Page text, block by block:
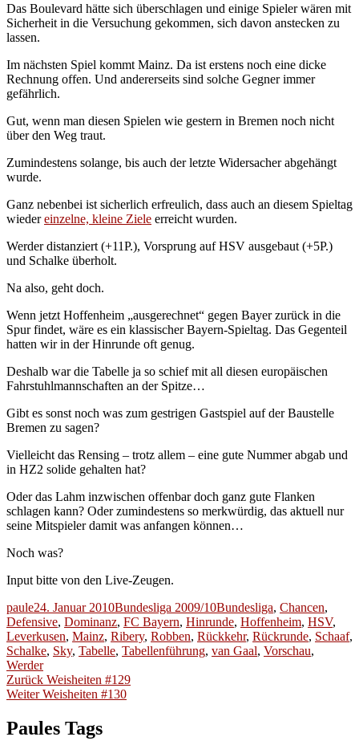
Das Boulevard hätte sich überschlagen und einige Spieler wären mit
Sicherheit in die Versuchung gekommen, sich davon anstecken zu
lassen.
Im nächsten Spiel kommt Mainz. Da ist erstens noch eine dicke
Rechnung offen. Und andererseits sind solche Gegner immer
gefährlich.
Gut, wenn man diesen Spielen wie gestern in Bremen noch nicht
über den Weg traut.
Zumindestens solange, bis auch der letzte Widersacher abgehängt
wurde.
Ganz nebenbei ist sicherlich erfreulich, dass auch an diesem Spieltag
wiedereinzelne, kleine Ziele erreicht wurden.
Werder distanziert (+11P.), Vorsprung auf HSV ausgebaut (+5P.)
und Schalke überholt.
Na also, geht doch.
Wenn jetzt Hoffenheim „ausgerechnet“ gegen Bayer zurück in die
Spur findet, wäre es ein klassischer Bayern-Spieltag. Das Gegenteil
hatten wir in der Hinrunde oft genug.
Deshalb war die Tabelle ja so schief mit all diesen europäischen
Fahrstuhlmannschaften an der Spitze…
Gibt es sonst noch was zum gestrigen Gastspiel auf der Baustelle
Bremen zu sagen?
Vielleicht das Rensing – trotz allem – eine gute Nummer abgab und
in HZ2 solide gehalten hat?
Oder das Lahm inzwischen offenbar doch ganz gute Flanken
schlagen kann? Oder zumindestens so merkwürdig, das aktuell nur
seine Mitspieler damit was anfangen können…
Noch was?
Input bitte von den Live-Zeugen.
Autor
pauleVeröffentlicht
am
24. Januar 2010Kategorien
Bundesliga 2009/10Schlagwörter
Bundesliga, Chancen,
Defensive, Dominanz, FC Bayern, Hinrunde, Hoffenheim, HSV,
Leverkusen, Mainz, Ribery, Robben, Rückkehr, Rückrunde, Schaaf,
Schalke, Sky, Tabelle, Tabellenführung, van Gaal, Vorschau,
Werder
Beitragsnavigation
Zurück Vorheriger
Beitrag:
Weisheiten #129
Weiter Nächster
Weisheiten #130
Paules Tags